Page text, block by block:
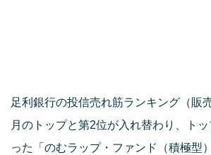
足利銀行の投信売れ筋ランキング（販
月のトップと第2位が入れ替わり、ト
った「のむラップ・ファンド（積極型